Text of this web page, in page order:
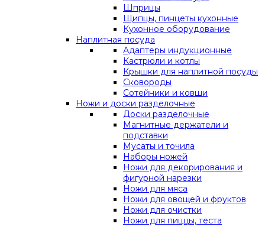
Шприцы
Щипцы, пинцеты кухонные
Кухонное оборудование
Наплитная посуда
Адаптеры индукционные
Кастрюли и котлы
Крышки для наплитной посуды
Сковороды
Сотейники и ковши
Ножи и доски разделочные
Доски разделочные
Магнитные держатели и
подставки
Мусаты и точила
Наборы ножей
Ножи для декорирования и
фигурной нарезки
Ножи для мяса
Ножи для овощей и фруктов
Ножи для очистки
Ножи для пиццы, теста